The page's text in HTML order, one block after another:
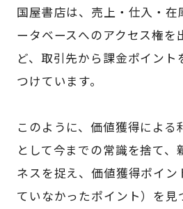
国屋書店は、売上・仕入・
ータベースへのアクセス権を
ど、取引先から課金ポイン
つけています。
このように、価値獲得による
として今までの常識を捨て、
ネスを捉え、価値獲得ポイン
ていなかったポイント）を見